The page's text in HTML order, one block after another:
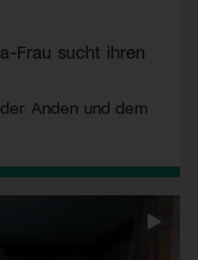
Frau sucht ihren
Anden und dem